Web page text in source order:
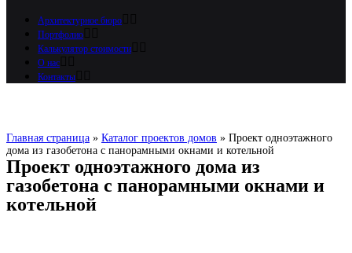
Архитектурное бюро
Портфолио
Калькулятор стоимости
О нас
Контакты
Главная страница » Каталог проектов домов » Проект одноэтажного
дома из газобетона с панорамными окнами и котельной
Проект одноэтажного дома из
газобетона с панорамными окнами и
котельной